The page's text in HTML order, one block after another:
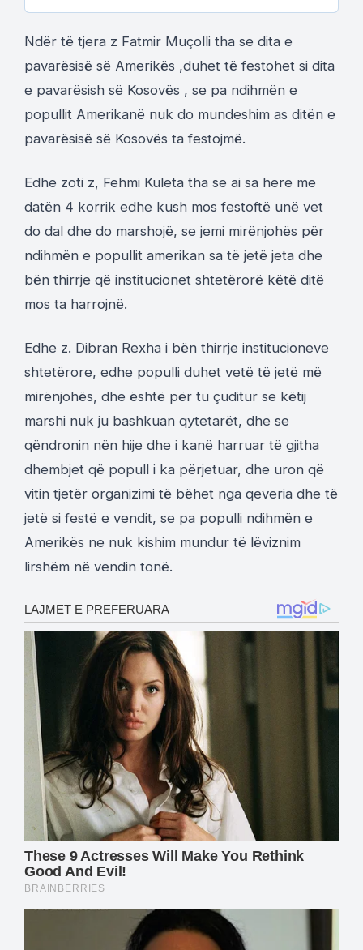
Ndër të tjera z Fatmir Muçolli tha se dita e
pavarësisë së Amerikës ,duhet të festohet si dita
e pavarësish së Kosovës , se pa ndihmën e
popullit Amerikanë nuk do mundeshim as ditën e
pavarësisë së Kosovës ta festojmë.
Edhe zoti z, Fehmi Kuleta tha se ai sa here me
datën 4 korrik edhe kush mos festoftë unë vet
do dal dhe do marshojë, se jemi mirënjohës për
ndihmën e popullit amerikan sa të jetë jeta dhe
bën thirrje që institucionet shtetërorë këtë ditë
mos ta harrojnë.
Edhe z. Dibran Rexha i bën thirrje institucioneve
shtetërore, edhe populli duhet vetë të jetë më
mirënjohës, dhe është për tu çuditur se këtij
marshi nuk ju bashkuan qytetarët, dhe se
qëndronin nën hije dhe i kanë harruar të gjitha
dhembjet që popull i ka përjetuar, dhe uron që
vitin tjetër organizimi të bëhet nga qeveria dhe të
jetë si festë e vendit, se pa populli ndihmën e
Amerikës ne nuk kishim mundur të lëviznim
lirshëm në vendin tonë.